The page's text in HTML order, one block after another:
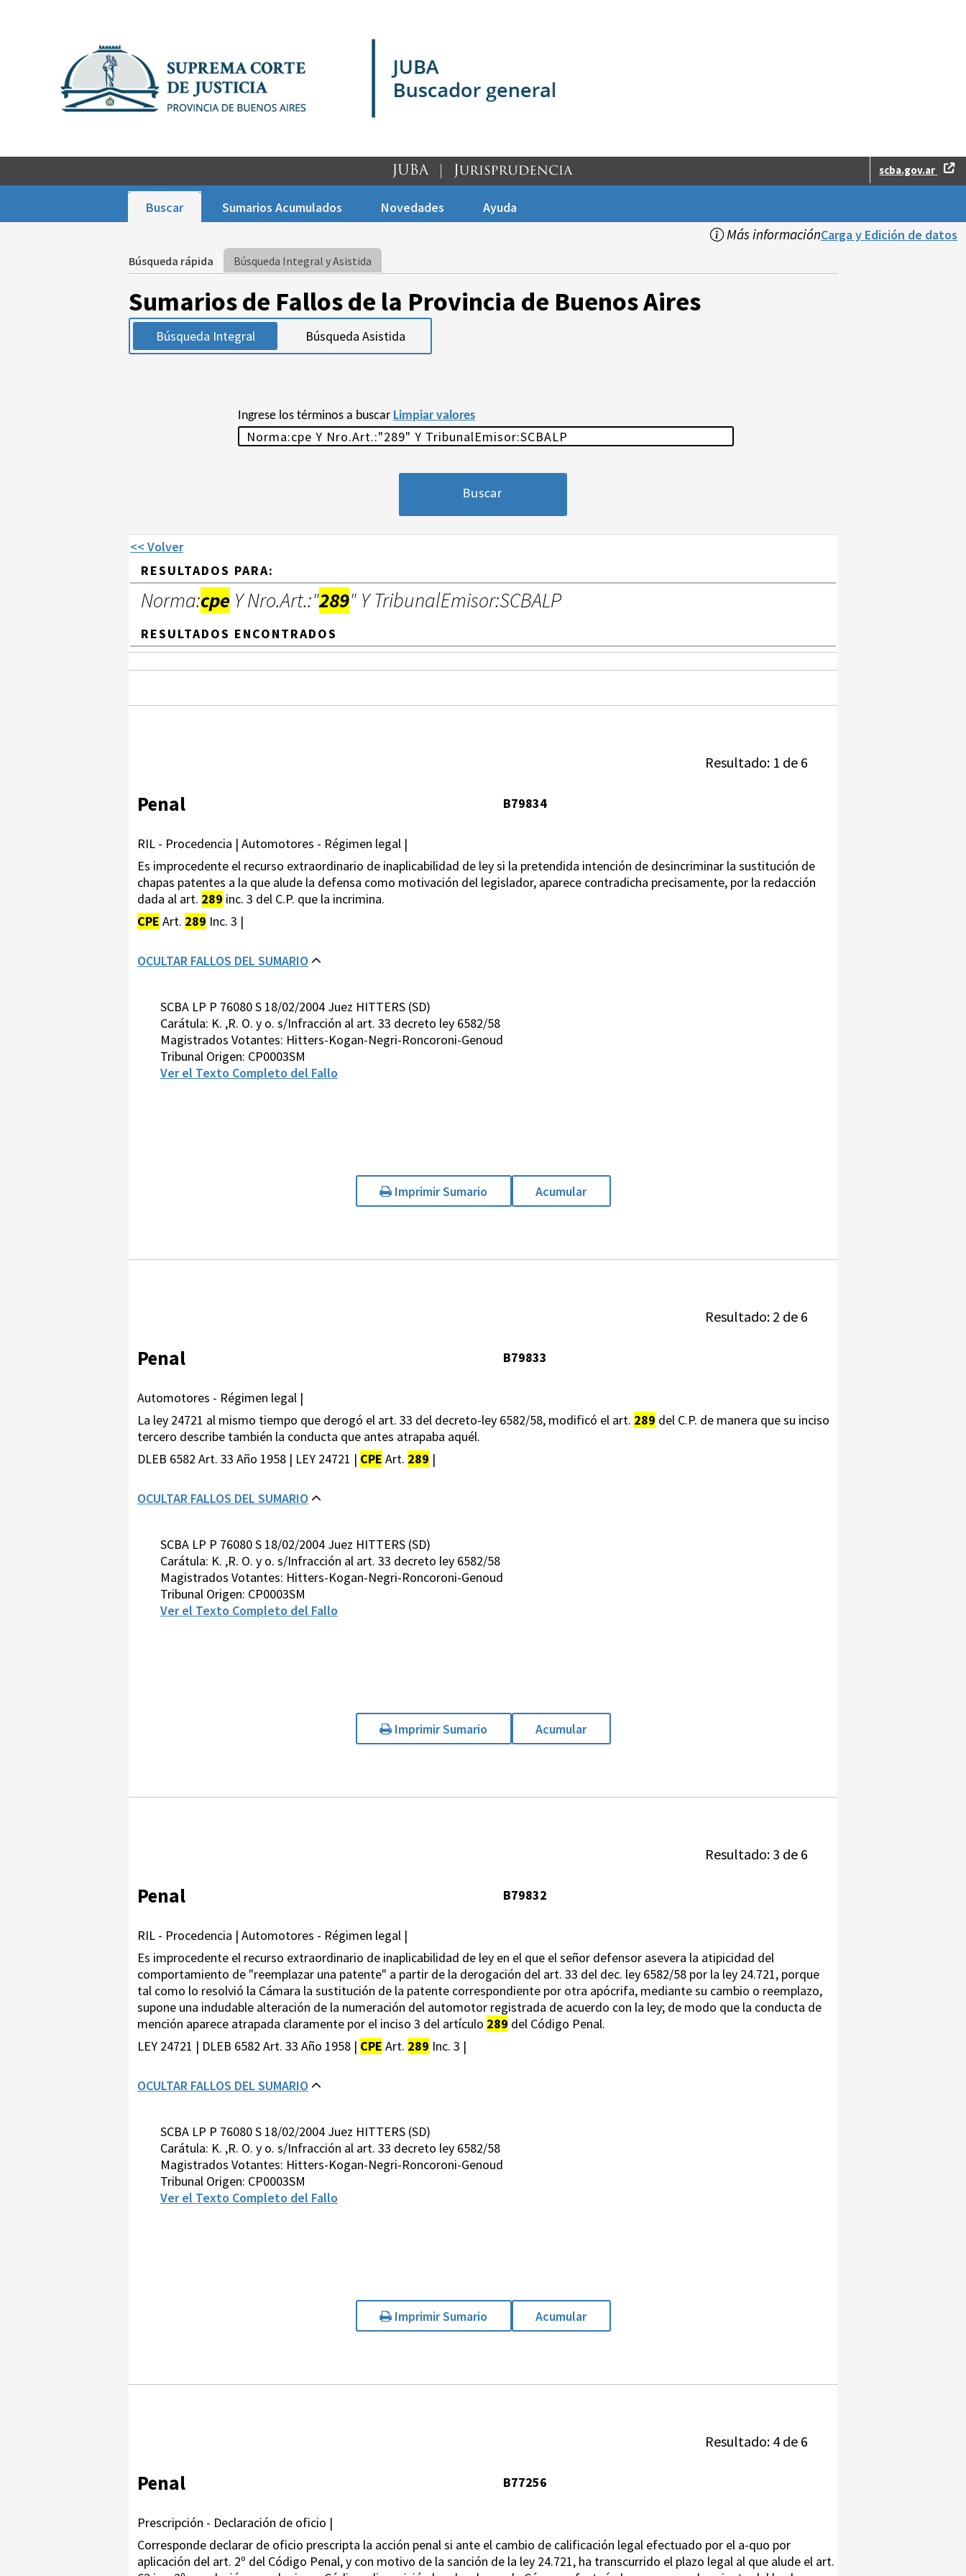
scba.gov.ar
Buscar Sumarios Acumulados Novedades Ayuda
Más informaciónCarga y Edición de datos
Búsqueda rápida Búsqueda Integral y Asistida
Sumarios de Fallos de la Provincia de Buenos Aires
Búsqueda Integral Búsqueda Asistida
Ingrese los términos a buscar Limpiar valores
<< Volver
RESULTADOS PARA:
Norma:cpe Y Nro.Art.:"289" Y TribunalEmisor:SCBALP
RESULTADOS ENCONTRADOS
Resultado: 1 de 6
Penal B79834
RIL - Procedencia | Automotores - Régimen legal |
Es improcedente el recurso extraordinario de inaplicabilidad de ley si la pretendida intención de desincriminar la sustitución de
chapas patentes a la que alude la defensa como motivación del legislador, aparece contradicha precisamente, por la redacción
dada al art. 289 inc. 3 del C.P. que la incrimina.
CPE Art. 289 Inc. 3 |
OCULTAR FALLOS DEL SUMARIO
SCBA LP P 76080 S 18/02/2004 Juez HITTERS (SD)
Carátula: K. ,R. O. y o. s/Infracción al art. 33 decreto ley 6582/58
Magistrados Votantes: Hitters-Kogan-Negri-Roncoroni-Genoud
Tribunal Origen: CP0003SM
Ver el Texto Completo del Fallo
Imprimir Sumario Acumular
Resultado: 2 de 6
Penal B79833
Automotores - Régimen legal |
La ley 24721 al mismo tiempo que derogó el art. 33 del decreto-ley 6582/58, modificó el art. 289 del C.P. de manera que su inciso
tercero describe también la conducta que antes atrapaba aquél.
DLEB 6582 Art. 33 Año 1958 | LEY 24721 | CPE Art. 289 |
OCULTAR FALLOS DEL SUMARIO
SCBA LP P 76080 S 18/02/2004 Juez HITTERS (SD)
Carátula: K. ,R. O. y o. s/Infracción al art. 33 decreto ley 6582/58
Magistrados Votantes: Hitters-Kogan-Negri-Roncoroni-Genoud
Tribunal Origen: CP0003SM
Ver el Texto Completo del Fallo
Imprimir Sumario Acumular
Resultado: 3 de 6
Penal B79832
RIL - Procedencia | Automotores - Régimen legal |
Es improcedente el recurso extraordinario de inaplicabilidad de ley en el que el señor defensor asevera la atipicidad del
comportamiento de "reemplazar una patente" a partir de la derogación del art. 33 del dec. ley 6582/58 por la ley 24.721, porque
tal como lo resolvió la Cámara la sustitución de la patente correspondiente por otra apócrifa, mediante su cambio o reemplazo,
supone una indudable alteración de la numeración del automotor registrada de acuerdo con la ley; de modo que la conducta de
mención aparece atrapada claramente por el inciso 3 del artículo 289 del Código Penal.
LEY 24721 | DLEB 6582 Art. 33 Año 1958 | CPE Art. 289 Inc. 3 |
OCULTAR FALLOS DEL SUMARIO
SCBA LP P 76080 S 18/02/2004 Juez HITTERS (SD)
Carátula: K. ,R. O. y o. s/Infracción al art. 33 decreto ley 6582/58
Magistrados Votantes: Hitters-Kogan-Negri-Roncoroni-Genoud
Tribunal Origen: CP0003SM
Ver el Texto Completo del Fallo
Imprimir Sumario Acumular
Resultado: 4 de 6
Penal B77256
Prescripción - Declaración de oficio |
Corresponde declarar de oficio prescripta la acción penal si ante el cambio de calificación legal efectuado por el a-quo por
aplicación del art. 2º del Código Penal, y con motivo de la sanción de la ley 24.721, ha transcurrido el plazo legal al que alude el art.